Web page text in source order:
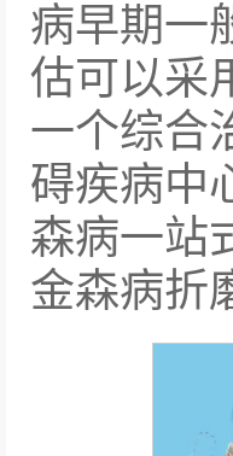
病早期一
估可以采
一个综合
碍疾病中
森病一站
金森病折